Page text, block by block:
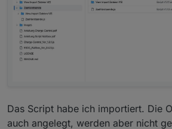
Das Script habe ich importiert. Die
auch angelegt, werden aber nicht